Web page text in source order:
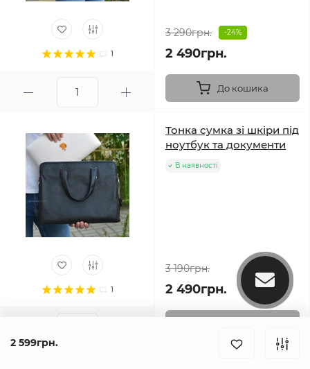
2 599грн.
1
3 290грн. -24%
2 490грн.
До кошика
1
Тонка сумка зі шкіри під
ноутбук та документи
В наявності
3 190грн.
2 490грн.